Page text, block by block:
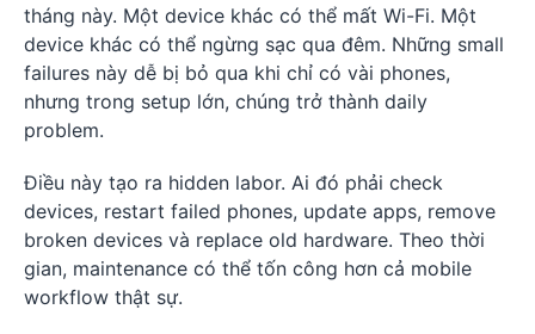
tháng này. Một device khác có thể mất Wi-Fi. Một
device khác có thể ngừng sạc qua đêm. Những small
failures này dễ bị bỏ qua khi chỉ có vài phones,
nhưng trong setup lớn, chúng trở thành daily
problem.
Điều này tạo ra hidden labor. Ai đó phải check
devices, restart failed phones, update apps, remove
broken devices và replace old hardware. Theo thời
gian, maintenance có thể tốn công hơn cả mobile
workflow thật sự.